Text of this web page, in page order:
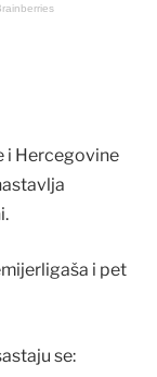
i Hercegovine
i pet
se: